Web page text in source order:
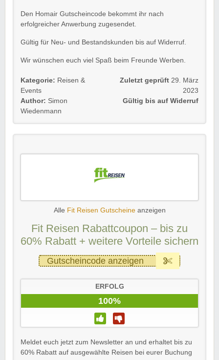
Den Homair Gutscheincode bekommt ihr nach
erfolgreicher Anwerbung zugesendet.
Gültig für Neu- und Bestandskunden bis auf Widerruf.
Wir wünschen euch viel Spaß beim Freunde Werben.
Kategorie: Reisen &
Events
Author: Simon
Wiedenmann
Zuletzt geprüft 29. März
2023
Gültig bis auf Widerruf
Alle Fit Reisen Gutscheineanzeigen
Fit Reisen Rabattcoupon – bis zu
60% Rabatt + weitere Vorteile sichern
Gutscheincode anzeigen
ERFOLG
100%
Meldet euch jetzt zum Newsletter an und erhaltet bis zu
60% Rabatt auf ausgewählte Reisen bei eurer Buchung